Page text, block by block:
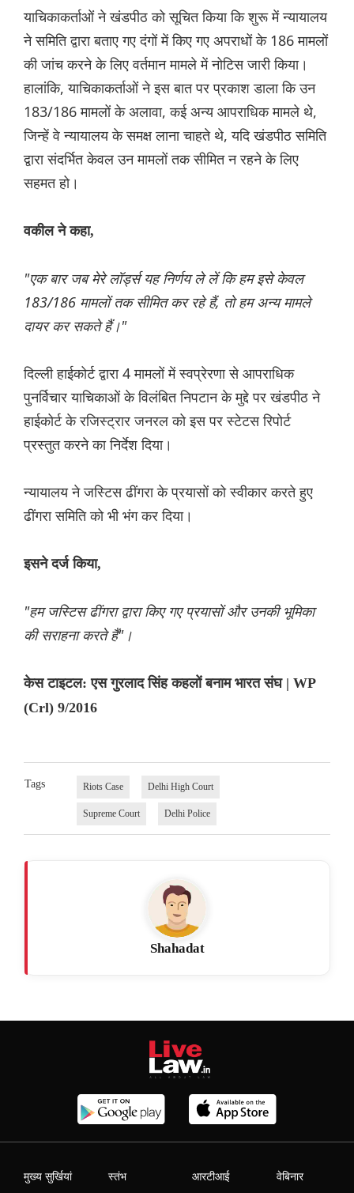
याचिकाकर्ताओं ने खंडपीठ को सूचित किया कि शुरू में न्यायालय
ने समिति द्वारा बताए गए दंगों में किए गए अपराधों के 186 मामलों
की जांच करने के लिए वर्तमान मामले में नोटिस जारी किया।
हालांकि, याचिकाकर्ताओं ने इस बात पर प्रकाश डाला कि उन
183/186 मामलों के अलावा, कई अन्य आपराधिक मामले थे,
जिन्हें वे न्यायालय के समक्ष लाना चाहते थे, यदि खंडपीठ समिति
द्वारा संदर्भित केवल उन मामलों तक सीमित न रहने के लिए
सहमत हो।
वकील ने कहा,
"एक बार जब मेरे लॉर्ड्स यह निर्णय ले लें कि हम इसे केवल
183/186 मामलों तक सीमित कर रहे हैं, तो हम अन्य मामले
दायर कर सकते हैं।"
दिल्ली हाईकोर्ट द्वारा 4 मामलों में स्वप्रेरणा से आपराधिक
पुनर्विचार याचिकाओं के विलंबित निपटान के मुद्दे पर खंडपीठ ने
हाईकोर्ट के रजिस्ट्रार जनरल को इस पर स्टेटस रिपोर्ट
प्रस्तुत करने का निर्देश दिया।
न्यायालय ने जस्टिस ढींगरा के प्रयासों को स्वीकार करते हुए
ढींगरा समिति को भी भंग कर दिया।
इसने दर्ज किया,
"हम जस्टिस ढींगरा द्वारा किए गए प्रयासों और उनकी भूमिका
की सराहना करते हैं"।
केस टाइटल: एस गुरलाद सिंह कहलों बनाम भारत संघ | WP
(Crl) 9/2016
Tags Riots Case Delhi High Court
Supreme Court Delhi Police
Shahadat
मुख्य सुर्खियां स्तंभ आरटीआई वेबिनार